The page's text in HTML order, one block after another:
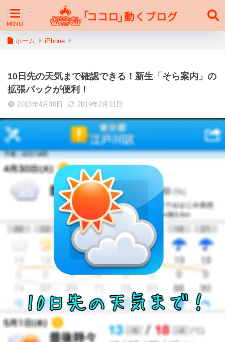
ホーム iPhone
10日先の天気まで確認できる！新生「そら案内」の
拡張パックが便利！
2013年4月30日 2019年2月11日